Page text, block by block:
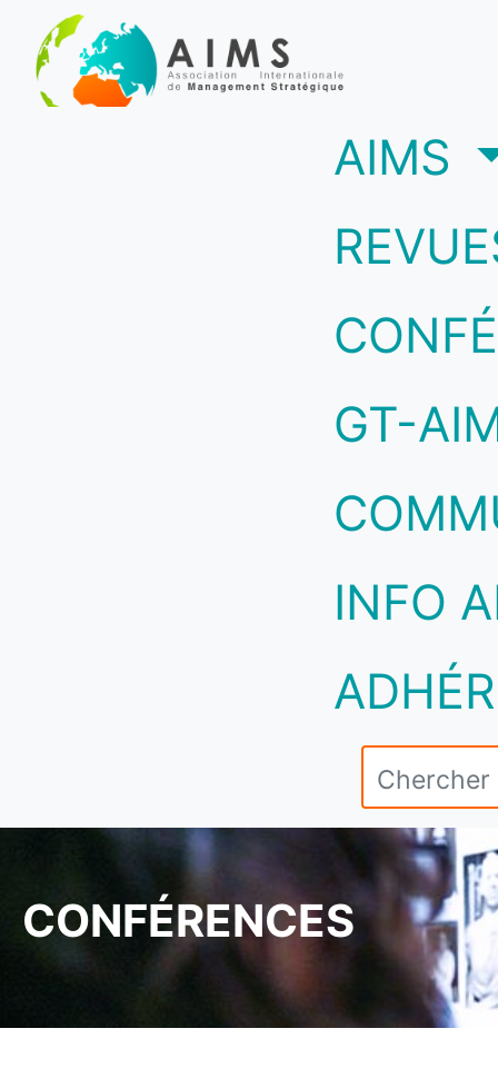
AIMS
GT-
INFO
CONFÉRENCES